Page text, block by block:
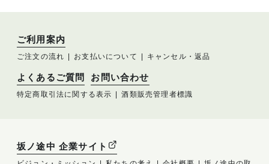
ご利用案内
ご注文の流れ お支払いについて キャンセル・返品
よくあるご質問 お問い合わせ
特定商取引法に関する表示 酒類販売管理者標識
坂ノ途中 企業サイト